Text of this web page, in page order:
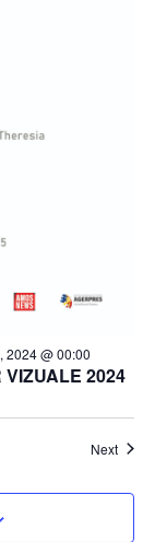
2024
2024 @ 00:00
Next